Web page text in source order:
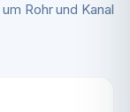
Rohr und Kanal